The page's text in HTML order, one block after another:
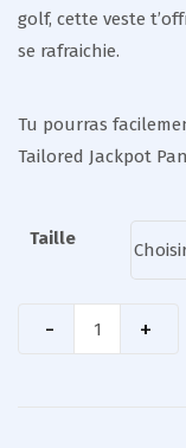
golf, cette veste
se rafraichie.
Tu pourras
Tailored Jackpot
Taille